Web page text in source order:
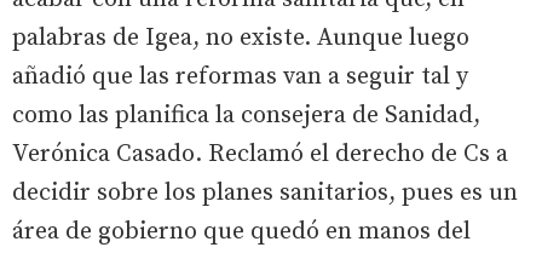
palabras de Igea, no existe. Aunque luego
añadió que las reformas van a seguir tal y
como las planifica la consejera de Sanidad,
Verónica Casado. Reclamó el derecho de Cs a
decidir sobre los planes sanitarios, pues es un
área de gobierno que quedó en manos del